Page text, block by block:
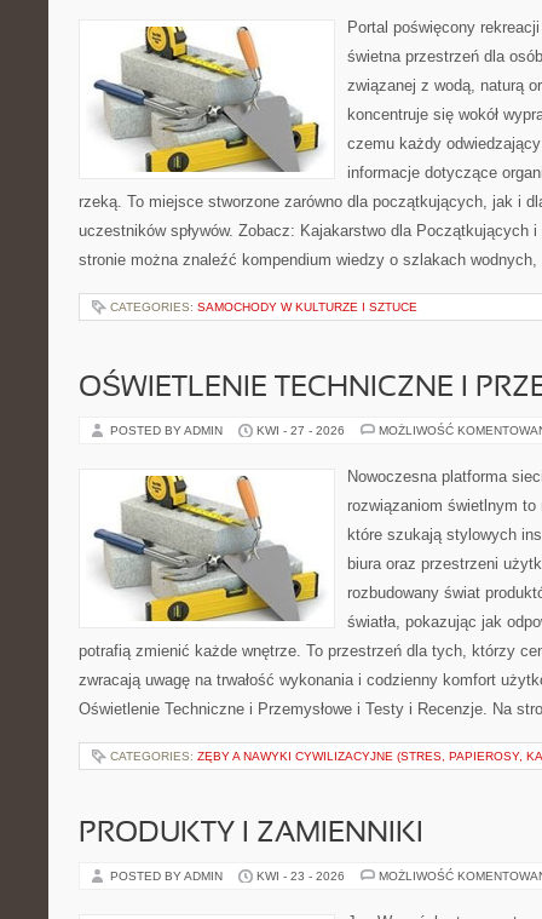
Portal poświęcony
świetna przestrzeń dla
związanej z wodą, naturą
koncentruje się wokół
czemu każdy
informacje dotyczące
rzeką. To miejsce stworzone zarówno dla początkujących, jak i
uczestników spływów. Zobacz: Kajakarstwo dla Początkujących
stronie można znaleźć kompendium wiedzy o szlakach
CATEGORIES: SAMOCHODY W KULTURZE I SZTUCE
OŚWIETLENIE TECHNICZNE I
POSTED BY ADMIN KWI - 27 - 2026 MOŻLIWOŚĆ
Nowoczesna platforma
rozwiązaniom świetlnym
które szukają stylowych
biura oraz przestrzeni
rozbudowany świat
światła, pokazując jak
potrafią zmienić każde wnętrze. To przestrzeń dla tych, którzy
zwracają uwagę na trwałość wykonania i codzienny komfort
Oświetlenie Techniczne i Przemysłowe i Testy i Recenzje. Na
CATEGORIES: ZĘBY A NAWYKI CYWILIZACYJNE (STRES, PAPIEROSY,
PRODUKTY I ZAMIENNIKI
POSTED BY ADMIN KWI - 23 - 2026 MOŻLIWOŚĆ